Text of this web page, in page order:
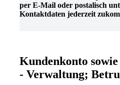
per E-Mail oder postalisch
Kontaktdaten jederzeit
Kundenkonto
- Verwaltung;